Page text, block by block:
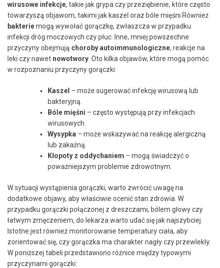
wirusowe‍ infekcje, takie jak grypa ‌czy przeziębienie, które często
towarzyszą⁣ objawom, ‍takimi jak kaszel oraz bóle mięśni.Również ​
bakteriemogą wywołać⁤ gorączkę, zwłaszcza w przypadku
infekcji dróg⁤ moczowych czy płuc. Inne, ‌mniej powszechne
przyczyny obejmują choroby autoimmunologiczne, reakcje na⁤
leki czy nawet nowotwory .⁣ Oto kilka​ objawów, które mogą‍ pomóc
‍w rozpoznaniu przyczyny gorączki:
Kaszel – może sugerować infekcję wirusową lub
‌bakteryjną.
Bóle ‌mięśni – często‌ występują przy ⁢infekcjach
wirusowych.
Wysypka – może wskazywać ​na reakcję alergiczną
lub zakaźną.
Kłopoty z oddychaniem –⁤ mogą świadczyć o
poważniejszym problemie zdrowotnym.
W‍ sytuacji wystąpienia gorączki,⁢ warto zwrócić uwagę na
dodatkowe objawy, aby⁣ właściwie ocenić stan zdrowia. W​
przypadku gorączki​ połączonej⁤ z dreszczami, bólem głowy czy
łatwym zmęczeniem, do lekarza warto ⁣udać się jak najszybciej.
Istotne⁤ jest również monitorowanie temperatury ciała, aby⁢
zorientować się, ⁣czy ⁣gorączka ⁤ma ⁢charakter⁣ nagły ‍czy ‌przewlekły.
W poniższej tabeli przedstawiono różnice między ​typowymi
przyczynami gorączki: